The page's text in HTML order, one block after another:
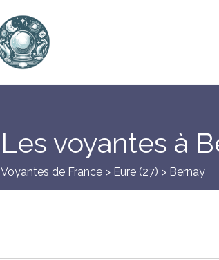
Les voyantes à
Voyantes de France > Eure (27) > Bernay